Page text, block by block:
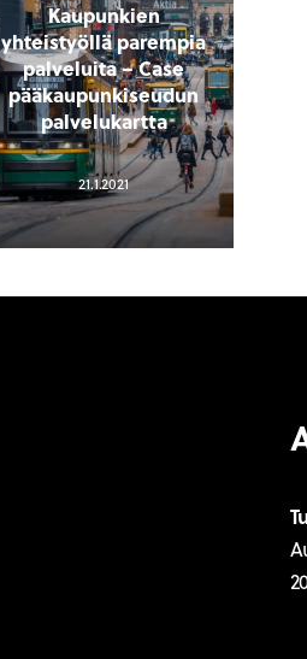
Kaupunkien
yhteistyöllä parempia
palveluita – Case
pääkaupunkiseudun
palvelukartta
21.1.2021